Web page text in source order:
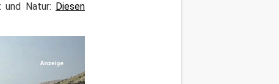
und Natur: Diesen